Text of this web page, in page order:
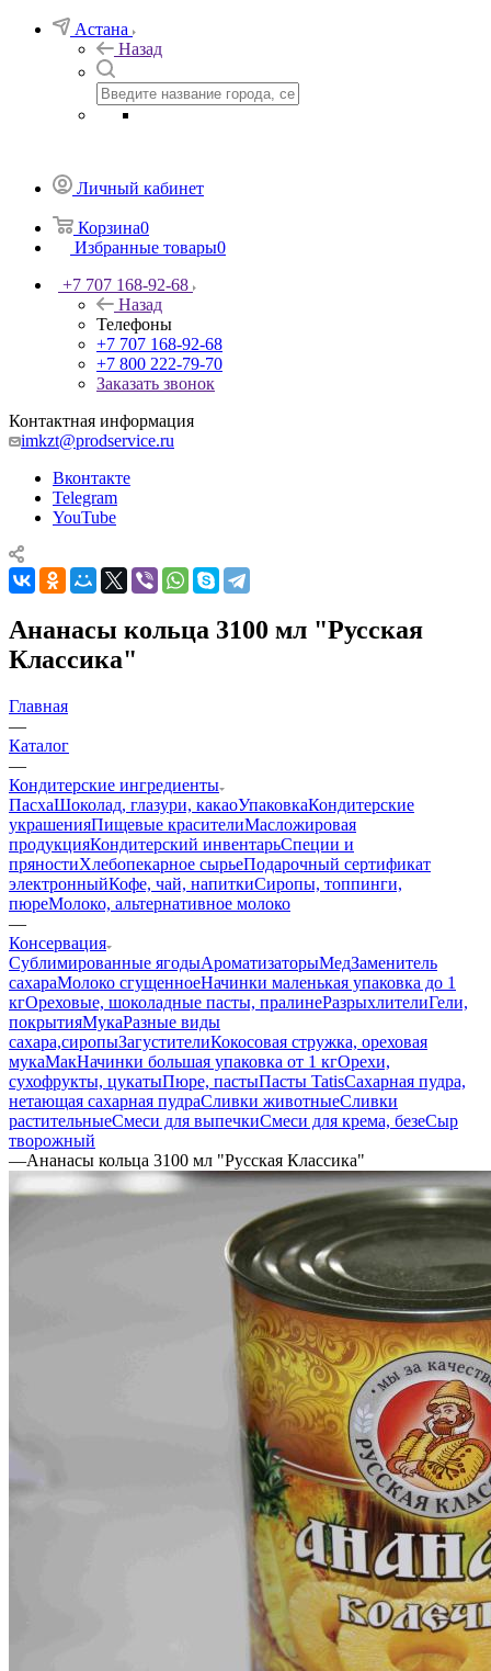
Астана
Назад
Личный кабинет
Корзина0
Избранные товары0
+7 707 168-92-68
Назад
Телефоны
+7 707 168-92-68
+7 800 222-79-70
Заказать звонок
Контактная информация
imkzt@prodservice.ru
Вконтакте
Telegram
YouTube
Ананасы кольца 3100 мл "Русская
Классика"
Главная
—
Каталог
—
Кондитерские ингредиенты
ПасхаШоколад, глазури, какаоУпаковкаКондитерские
украшенияПищевые красителиМасложировая
продукцияКондитерский инвентарьСпеции и
пряностиХлебопекарное сырьеПодарочный сертификат
электронныйКофе, чай, напиткиСиропы, топпинги,
пюреМолоко, альтернативное молоко
—
Консервация
Сублимированные ягодыАроматизаторыМедЗаменитель
сахараМолоко сгущенноеНачинки маленькая упаковка до 1
кгОреховые, шоколадные пасты, пралинеРазрыхлителиГели,
покрытияМукаРазные виды
сахара,сиропыЗагустителиКокосовая стружка, ореховая
мукаМакНачинки большая упаковка от 1 кгОрехи,
сухофрукты, цукатыПюре, пастыПасты TatisСахарная пудра,
нетающая сахарная пудраСливки животныеСливки
растительныеСмеси для выпечкиСмеси для крема, безеСыр
творожный
—Ананасы кольца 3100 мл "Русская Классика"